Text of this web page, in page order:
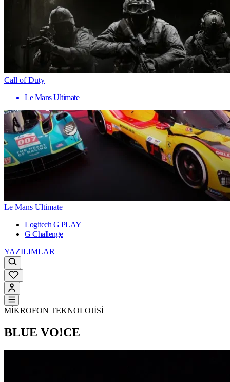
Call of Duty
Le Mans Ultimate
Le Mans Ultimate
Logitech G PLAY
G Challenge
YAZILIMLAR
MİKROFON TEKNOLOJİSİ
BLUE VO!CE